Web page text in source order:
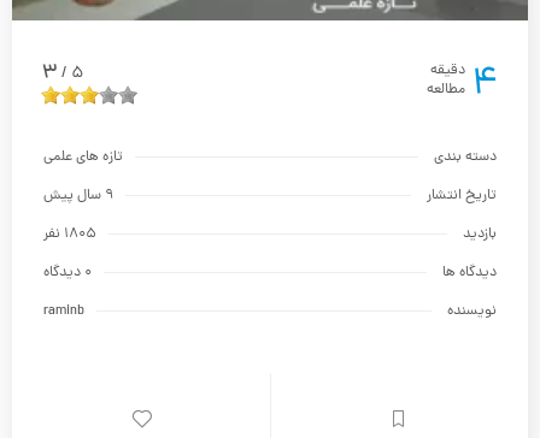
4 دقیقه
مطالعه
5
/
3
دسته بندی
تازه های علمی
تاریخ انتشار
9 سال پیش
بازدید
1805 نفر
دیدگاه ها
0 دیدگاه
نویسنده
raminb